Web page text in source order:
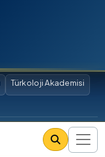
Türkoloji Akademisi